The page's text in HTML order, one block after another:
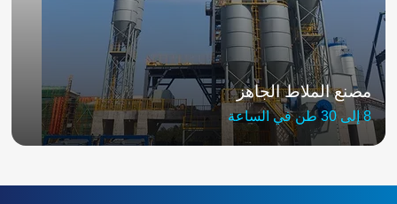
مصنع الملاط الجاهز
8 إلى 30 طن في الساعة